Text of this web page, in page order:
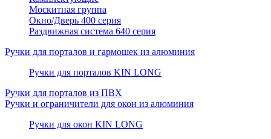
Москитная группа
Окно/Дверь 400 серия
Раздвижная система 640 серия
Ручки для порталов и гармошек из алюминия
Ручки для порталов KIN LONG
Ручки для порталов из ПВХ
Ручки и ограничители для окон из алюминия
Ручки для окон KIN LONG